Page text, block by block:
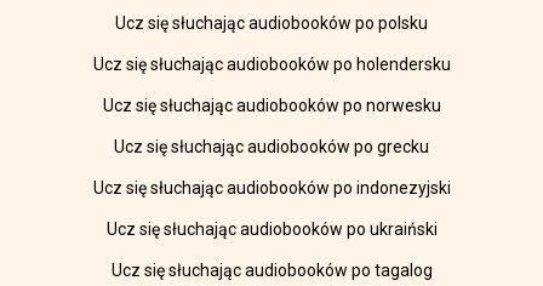
Ucz się słuchając audiobooków po polsku
Ucz się słuchając audiobooków po holendersku
Ucz się słuchając audiobooków po norwesku
Ucz się słuchając audiobooków po grecku
Ucz się słuchając audiobooków po indonezyjski
Ucz się słuchając audiobooków po ukraiński
Ucz się słuchając audiobooków po tagalog